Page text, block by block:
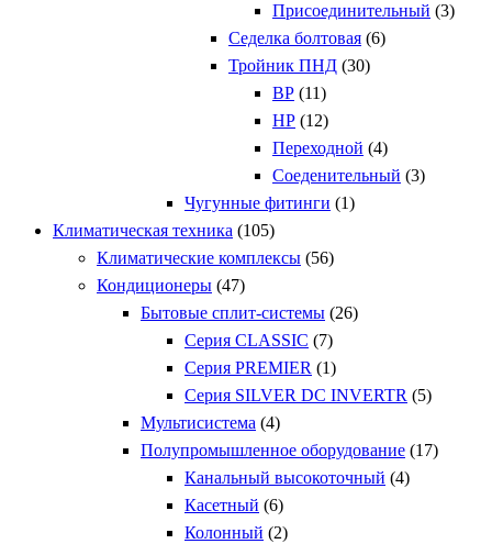
Присоединительный (3)
Седелка болтовая (6)
Тройник ПНД (30)
ВР (11)
НР (12)
Переходной (4)
Соеденительный (3)
Чугунные фитинги (1)
Климатическая техника (105)
Климатические комплексы (56)
Кондиционеры (47)
Бытовые сплит-системы (26)
Серия CLASSIC (7)
Серия PREMIER (1)
Серия SILVER DC INVERTR (5)
Мультисистема (4)
Полупромышленное оборудование (17)
Канальный высокоточный (4)
Касетный (6)
Колонный (2)